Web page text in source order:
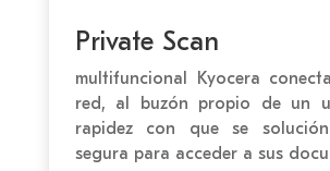
Private Scan
multifuncional Kyocera
red, al buzón propio de un
rapidez con que se
segura para acceder a sus